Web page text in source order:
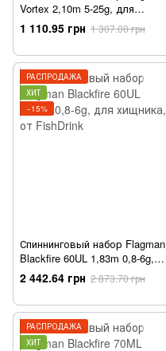
Vortex 2,10m 5-25g, для
хищника, от FishDrink
1 110.95 грн 1 307.00 грн
РАСПРОДАЖА
ХИТ
−15%
Спиннинговый набор Flagman
Blackfire 60UL 1,83m 0,8-6g,
для хищника, от FishDrink
2 442.64 грн 2 873.70 грн
РАСПРОДАЖА
ХИТ